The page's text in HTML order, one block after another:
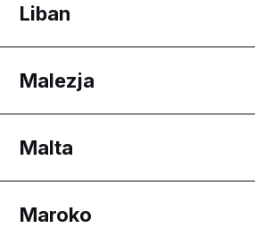
Regiony
Bishkek City
Liban
Regiony
Beirut Governorate
Malezja
Regiony
Melaka
Selangor
Malta
Regiony
Maroko